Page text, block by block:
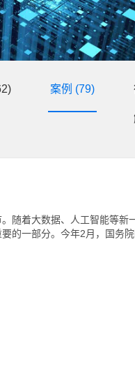
案例 (79)
随着大数据、人工智能等新
的一部分。今年2月，国务